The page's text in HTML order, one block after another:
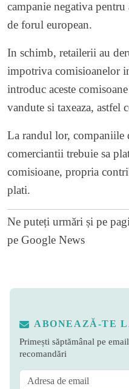
campanie negativa
de forul european.
In schimb, retailerii au
impotriva comisioanelor
introduc aceste
vandute si taxeaza, astfel
La randul lor, companiile
comerciantii trebuie sa
comisioane, propria
plati.
Ne puteți urmări și pe
pe Google News
ABONEAZĂ-TE
Primești săptămânal pe
recomandări